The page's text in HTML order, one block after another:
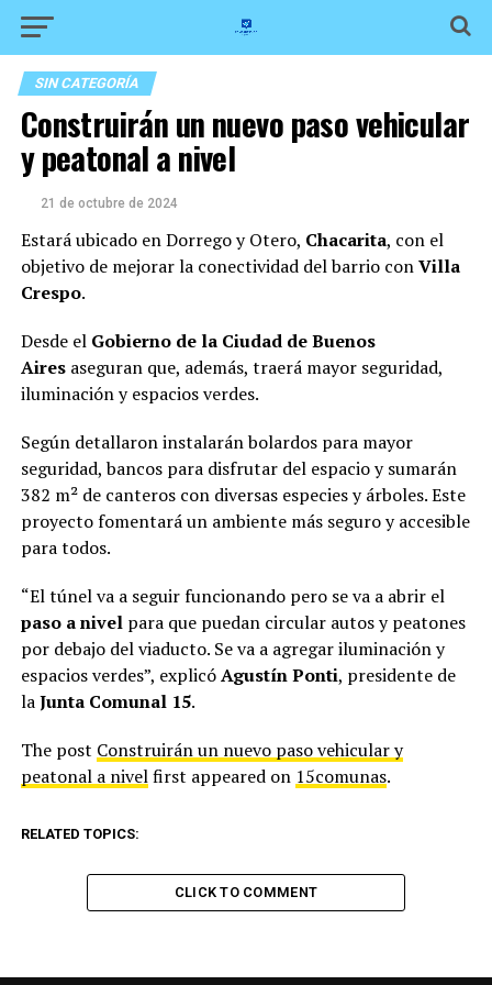
SIN CATEGORÍA
Construirán un nuevo paso vehicular
y peatonal a nivel
21 de octubre de 2024
Estará ubicado en Dorrego y Otero, Chacarita, con el
objetivo de mejorar la conectividad del barrio conVilla
Crespo.
Desde el Gobierno de la Ciudad de Buenos
Aires aseguran que, además, traerá mayor seguridad,
iluminación y espacios verdes.
Según detallaron instalarán bolardos para mayor
seguridad, bancos para disfrutar del espacio y sumarán
382 m² de canteros con diversas especies y árboles. Este
proyecto fomentará un ambiente más seguro y accesible
para todos.
“El túnel va a seguir funcionando pero se va a abrir el
paso a nivelpara que puedan circular autos y peatones
por debajo del viaducto. Se va a agregar iluminación y
espacios verdes”, explicóAgustín Ponti, presidente de
laJunta Comunal 15.
The post Construirán un nuevo paso vehicular y
peatonal a nivelfirst appeared on 15comunas.
RELATED TOPICS:
CLICK TO COMMENT